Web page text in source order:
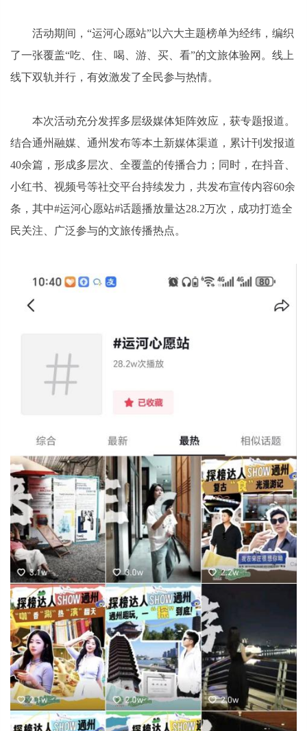
活动期间，“运河心愿站”以六大主题榜单为经纬，编织
了一张覆盖“吃、住、喝、游、买、看”的文旅体验网。线上
线下双轨并行，有效激发了全民参与热情。
本次活动充分发挥多层级媒体矩阵效应，获专题报道。
结合通州融媒、通州发布等本土新媒体渠道，累计刊发报道
40余篇，形成多层次、全覆盖的传播合力；同时，在抖音、
小红书、视频号等社交平台持续发力，共发布宣传内容60余
条，其中#运河心愿站#话题播放量达28.2万次，成功打造全
民关注、广泛参与的文旅传播热点。